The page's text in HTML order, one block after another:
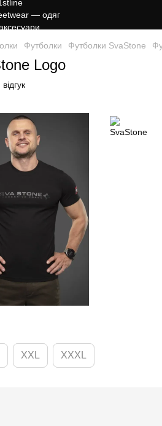
Футболки Футболки SvaStone
Logo
XXL XXXL